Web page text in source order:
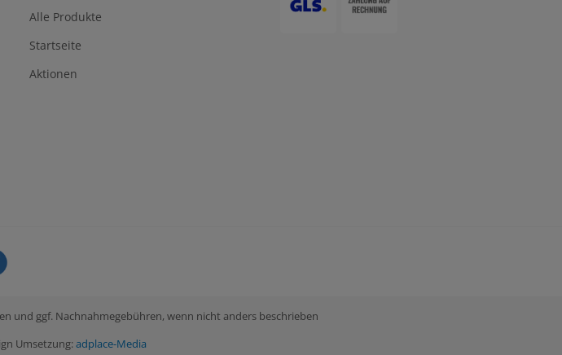
Alle Produkte
Startseite
Aktionen
und ggf. Nachnahmegebühren, wenn nicht anders beschrieben
Umsetzung:adplace-Media